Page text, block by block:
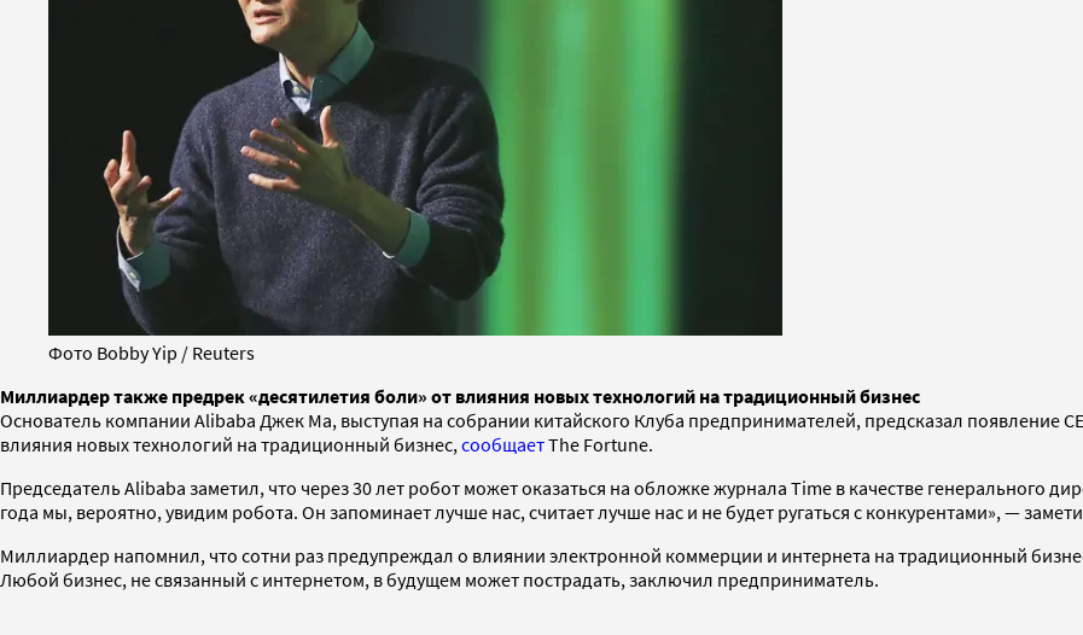
Фото Bobby Yip / Reuters
Миллиардер также предрек «десятилетия боли» от влияния новых технологий на традиционный бизнес
Основатель компании Alibaba Джек Ма, выступая на собрании китайского Клуба предпринимателей, предсказал появление
влияния новых технологий на традиционный бизнес, сообщаетThe Fortune.
Председатель Alibaba заметил, что через 30 лет робот может оказаться на обложке журнала Time в качестве генерального
года мы, вероятно, увидим робота. Он запоминает лучше нас, считает лучше нас и не будет ругаться с конкурентами», —
Миллиардер напомнил, что сотни раз предупреждал о влиянии электронной коммерции и интернета на традиционный
Любой бизнес, не связанный с интернетом, в будущем может пострадать, заключил предприниматель.